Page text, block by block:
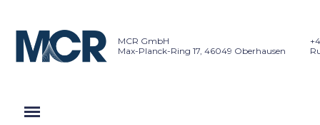
MCR GmbH
Max-Planck-Ring 17, 46049 Oberhausen